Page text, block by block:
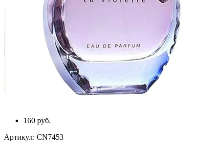
160 руб.
Артикул: CN7453